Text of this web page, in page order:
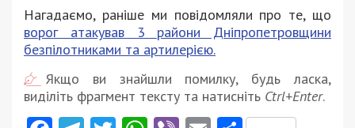
Нагадаємо, раніше ми повідомляли про те, що
ворог атакував 3 райони Дніпропетровщини
безпілотниками та артилерією.
Якщо ви знайшли помилку, будь ласка,
виділіть фрагмент тексту та натисніть Ctrl+Enter.